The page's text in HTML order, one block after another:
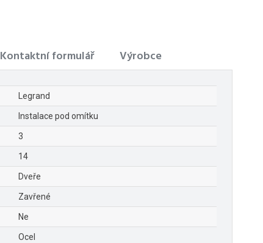
Kontaktní formulář Výrobce
Legrand
Instalace pod omítku
3
14
Dveře
Zavřené
Ne
Ocel